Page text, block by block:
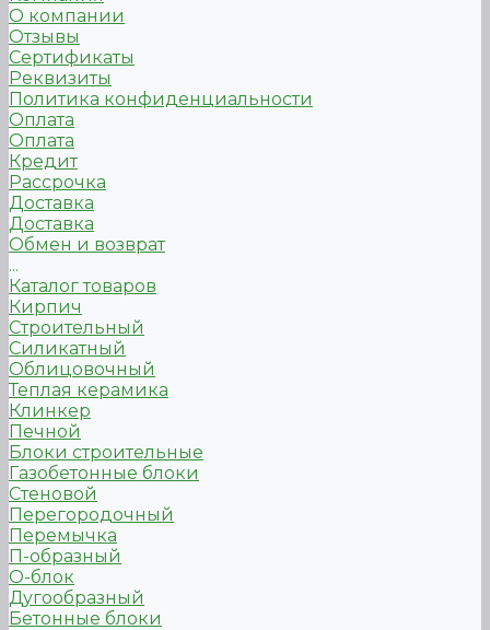
О компании
Отзывы
Сертификаты
Реквизиты
Политика конфиденциальности
Оплата
Оплата
Кредит
Рассрочка
Доставка
Доставка
Обмен и возврат
...
Каталог товаров
Кирпич
Строительный
Силикатный
Облицовочный
Теплая керамика
Клинкер
Печной
Блоки строительные
Газобетонные блоки
Стеновой
Перегородочный
Перемычка
П-образный
О-блок
Дугообразный
Бетонные блоки